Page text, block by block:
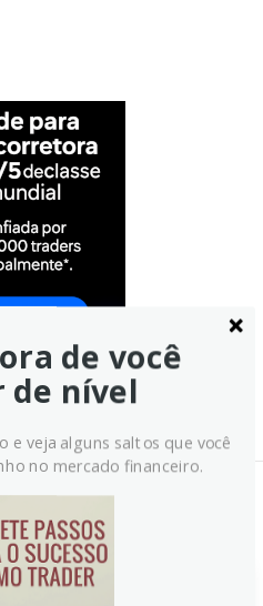
de você
de nível
veja alguns saltos que você
no mercado financeiro.